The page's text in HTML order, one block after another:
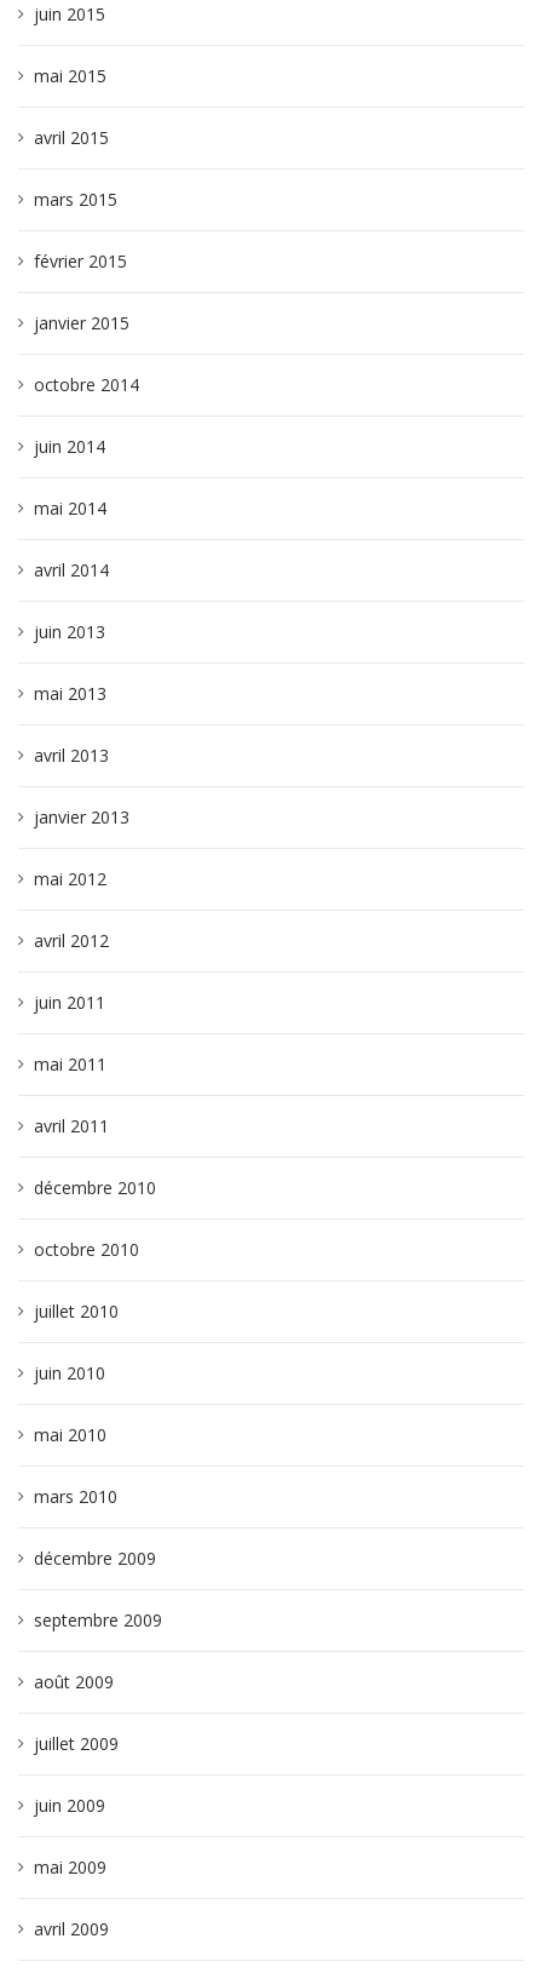
juin 2015
mai 2015
avril 2015
mars 2015
février 2015
janvier 2015
octobre 2014
juin 2014
mai 2014
avril 2014
juin 2013
mai 2013
avril 2013
janvier 2013
mai 2012
avril 2012
juin 2011
mai 2011
avril 2011
décembre 2010
octobre 2010
juillet 2010
juin 2010
mai 2010
mars 2010
décembre 2009
septembre 2009
août 2009
juillet 2009
juin 2009
mai 2009
avril 2009